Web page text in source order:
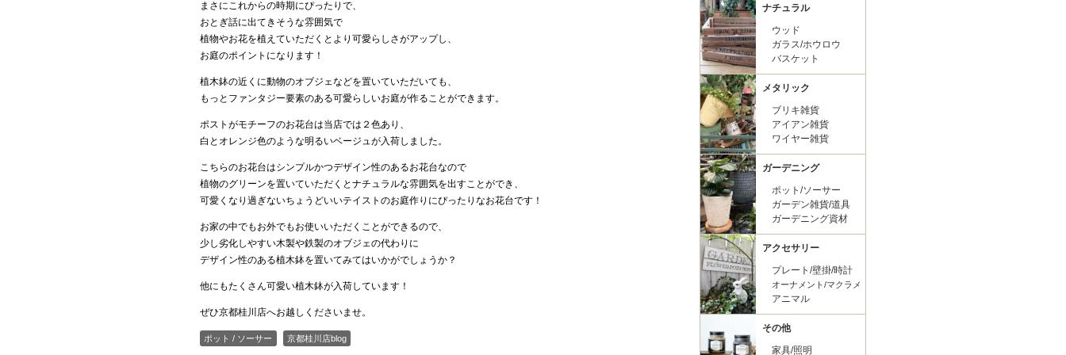
まさにこれからの時期にぴったりで、
おとぎ話に出てきそうな雰囲気で
植物やお花を植えていただくとより可愛らしさがアップし、
お庭のポイントになります！
植木鉢の近くに動物のオブジェなどを置いていただいても、
もっとファンタジー要素のある可愛らしいお庭が作ることができます。
ポストがモチーフのお花台は当店では２色あり、
白とオレンジ色のような明るいベージュが入荷しました。
こちらのお花台はシンプルかつデザイン性のあるお花台なので
植物のグリーンを置いていただくとナチュラルな雰囲気を出すことができ、
可愛くなり過ぎないちょうどいいテイストのお庭作りにぴったりなお花台です！
お家の中でもお外でもお使いいただくことができるので、
少し劣化しやすい木製や鉄製のオブジェの代わりに
デザイン性のある植木鉢を置いてみてはいかがでしょうか？
他にもたくさん可愛い植木鉢が入荷しています！
ぜひ京都桂川店へお越しくださいませ。
ポット / ソーサー 京都桂川店blog
ナチュラル
ウッド
ガラス/ホウロウ
バスケット
メタリック
ブリキ雑貨
アイアン雑貨
ワイヤー雑貨
ガーデニング
ポット/ソーサー
ガーデン雑貨/道具
ガーデニング資材
アクセサリー
プレート/壁掛/時計
オーナメント/マクラメ
アニマル
その他
家具/照明